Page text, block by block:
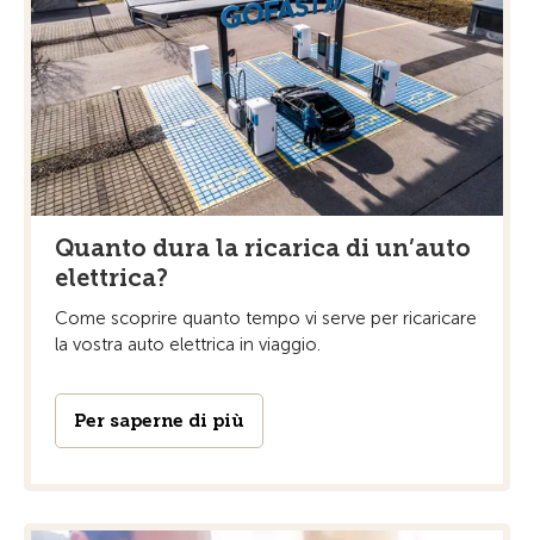
Quanto dura la ricarica di un’auto
elettrica?
Come scoprire quanto tempo vi serve per ricaricare
la vostra auto elettrica in viaggio.
Per saperne di più